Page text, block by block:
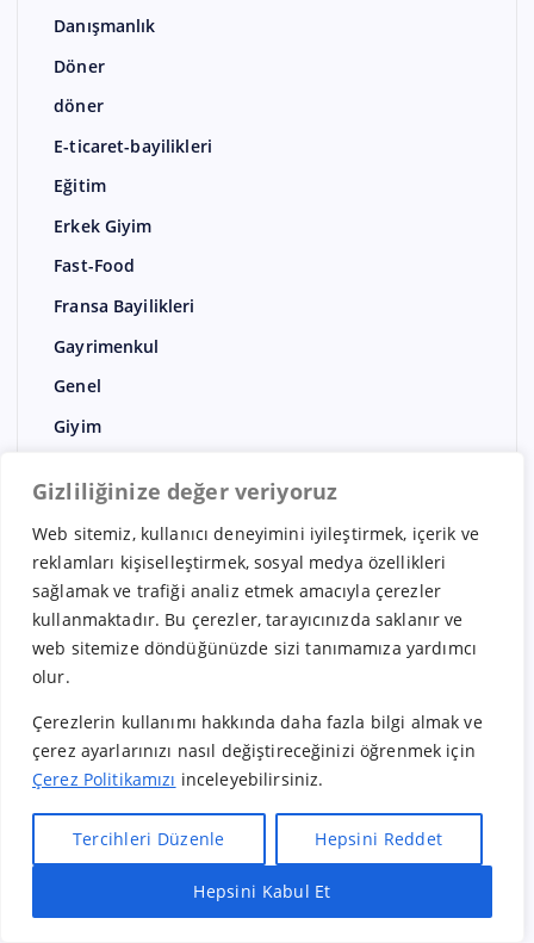
Gizliliğinize değer veriyoruz
Web sitemiz, kullanıcı deneyimini iyileştirmek, içerik ve
reklamları kişiselleştirmek, sosyal medya özellikleri
sağlamak ve trafiği analiz etmek amacıyla çerezler
kullanmaktadır. Bu çerezler, tarayıcınızda saklanır ve
web sitemize döndüğünüzde sizi tanımamıza yardımcı
olur.
Çerezlerin kullanımı hakkında daha fazla bilgi almak ve
çerez ayarlarınızı nasıl değiştireceğinizi öğrenmek için
Çerez Politikamızı inceleyebilirsiniz.
Tercihleri Düzenle Hepsini Reddet
Hepsini Kabul Et
Danışmanlık
Döner
döner
E-ticaret-bayilikleri
Eğitim
Erkek Giyim
Fast-Food
Fransa Bayilikleri
Gayrimenkul
Genel
Giyim
Güney Kore Bayilikleri
Güzellik Merkezi bayilikleri
Hindistan Bayilikleri
Hizmet
Hollanda Bayilikleri
İspanya Bayilikleri
İsveç Bayilikleri
İtalya Bayilikleri
Hızlı Bayilik Al